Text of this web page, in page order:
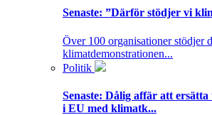
Senaste: ”Därför stödjer vi
Över 100 organisationer stödjer
klimatdemonstrationen...
Politik
Senaste: Dålig affär att
i EU med klimatk...